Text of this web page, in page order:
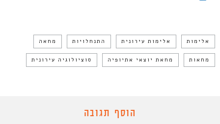
אלימות אלימות עירונית התנחלויות מחאה
מחאות מחאת יוצאי אתיופיה סוציולוגיה עירונית
הוסף תגובה